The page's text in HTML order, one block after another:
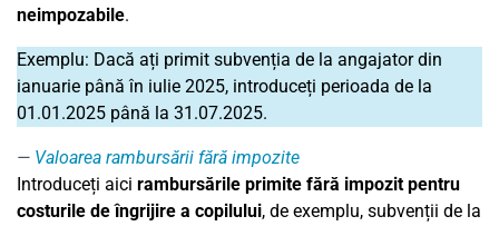
neimpozabile.
Exemplu: Dacă ați primit subvenția de la angajator din
ianuarie până în iulie 2025, introduceți perioada de la
01.01.2025 până la 31.07.2025.
Valoarea rambursării fără impozite
Introduceți aici rambursările primite fără impozit pentru
costurile de îngrijire a copilului, de exemplu, subvenții de la